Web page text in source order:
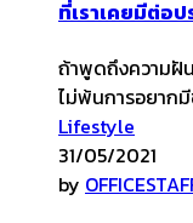
ที่เราเคยมีต่อป
ถ้าพูดถึงความฝั
ไม่พ้นการอยาก
Lifestyle
31/05/2021
by